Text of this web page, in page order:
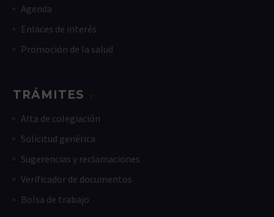
Agenda
Enlaces de interés
Promoción de la salud
TRÁMITES
Alta de colegiación
Solicitud genérica
Sugerencias y reclamaciones
Verificador de documentos
Bolsa de trabajo